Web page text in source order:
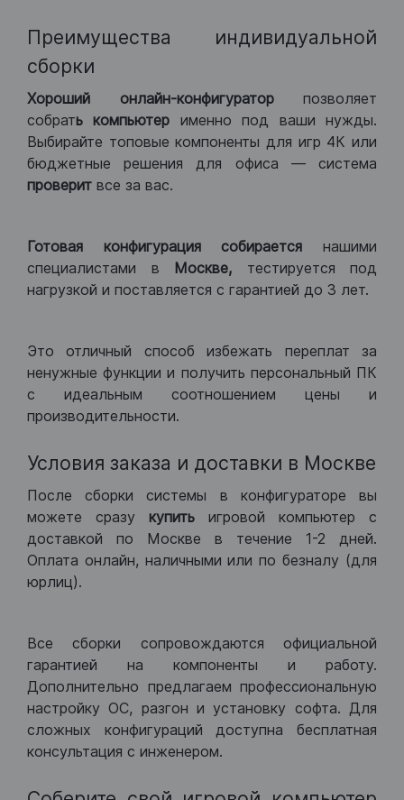
Преимущества индивидуальной
сборки
Хороший онлайн-конфигураторпозволяет
собрать компьютер именно под ваши нужды.
Выбирайте топовые компоненты для игр 4К или
бюджетные решения для офиса — система
проверит все за вас.
Готовая конфигурация собираетсянашими
специалистами в Москве, тестируется под
нагрузкой и поставляется с гарантией до 3 лет.
Это отличный способ избежать переплат за
ненужные функции и получить персональный ПК
с идеальным соотношением цены и
производительности.
Условия заказа и доставки в Москве
После сборки системы в конфигураторе вы
можете сразу купить игровой компьютер с
доставкой по Москве в течение 1-2 дней.
Оплата онлайн, наличными или по безналу (для
юрлиц).
Все сборки сопровождаются официальной
гарантией на компоненты и работу.
Дополнительно предлагаем профессиональную
настройку ОС, разгон и установку софта. Для
сложных конфигураций доступна бесплатная
консультация с инженером.